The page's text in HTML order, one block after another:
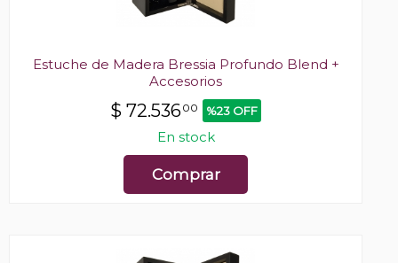
Estuche de Madera Bressia Profundo Blend +
Accesorios
$ 72.53600 %23 OFF
En stock
Comprar